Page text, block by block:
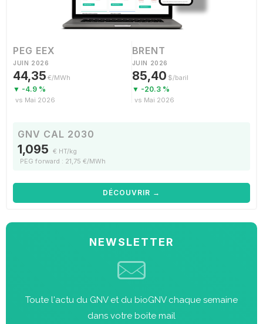
PEG EEX
JUIN 2026
44,35 €/MWh
▼ -4.9 %
vs Mai 2026
BRENT
JUIN 2026
85,40 $/baril
▼ -20.3 %
vs Mai 2026
GNV CAL 2030
1,095 € HT/kg
PEG forward : 21,75 €/MWh
DÉCOUVRIR →
NEWSLETTER
Toute l'actu du GNV et du bioGNV chaque semaine
dans votre boite mail